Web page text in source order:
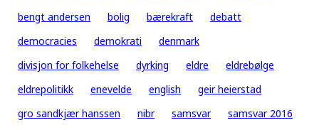
bengt andersen
bolig bærekraft
debatt
democracies
demokrati
denmark
divisjon for folkehelse
dyrking eldre
eldrebølge
eldrepolitikk
enevelde english
geir heierstad
gro sandkjær hanssen
nibr samsvar
samsvar 2016